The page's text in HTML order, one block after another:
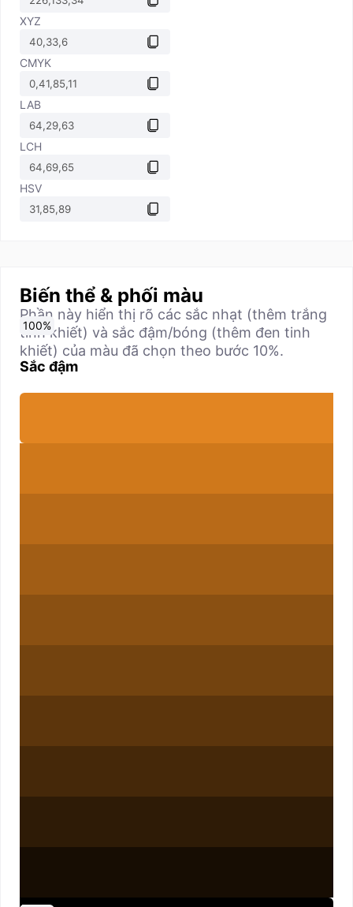
XYZ
CMYK
LAB
LCH
HSV
Biến thể & phối màu
Phần này hiển thị rõ các sắc nhạt (thêm trắng
tinh khiết) và sắc đậm/bóng (thêm đen tinh
khiết) của màu đã chọn theo bước 10%.
Sắc đậm
0%
10%
20%
30%
40%
50%
60%
70%
80%
90%
100%